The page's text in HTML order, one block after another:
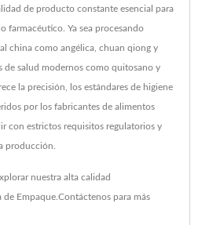
de producto constante esencial para
farmacéutico. Ya sea procesando
china como angélica, chuan qiong y
de salud modernos como quitosano y
la precisión, los estándares de higiene
por los fabricantes de alimentos
con estrictos requisitos regulatorios y
producción.
nuestra alta calidad
de Empaque Contáctenos para más